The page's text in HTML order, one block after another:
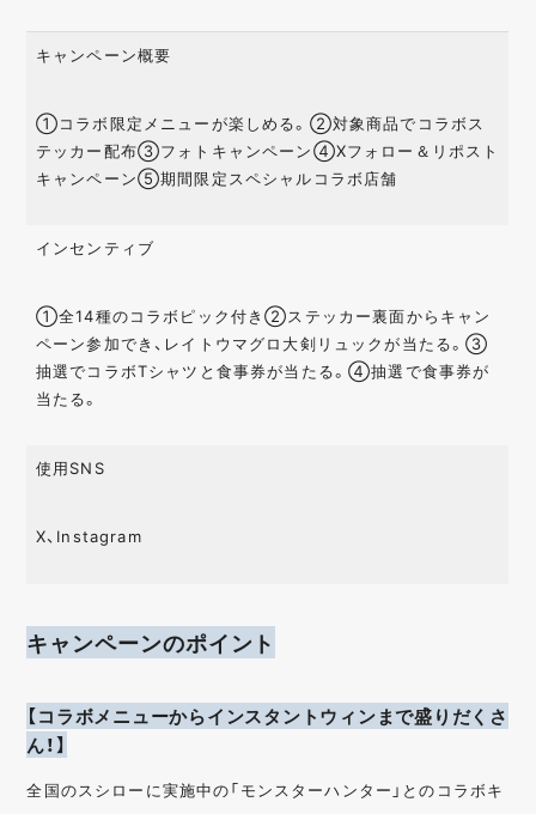
キャンペーン概要
①コラボ限定メニューが楽しめる。②対象商品でコラボス
テッカー配布③フォトキャンペーン④Xフォロー＆リポスト
キャンペーン⑤期間限定スペシャルコラボ店舗
インセンティブ
①全14種のコラボピック付き②ステッカー裏面からキャン
ペーン参加でき、レイトウマグロ大剣リュックが当たる。③
抽選でコラボTシャツと食事券が当たる。④抽選で食事券が
当たる。
使用SNS
X、Instagram
キャンペーンのポイント
【コラボメニューからインスタントウィンまで盛りだくさ
ん！】
全国のスシローに実施中の「モンスターハンター」とのコラボキ